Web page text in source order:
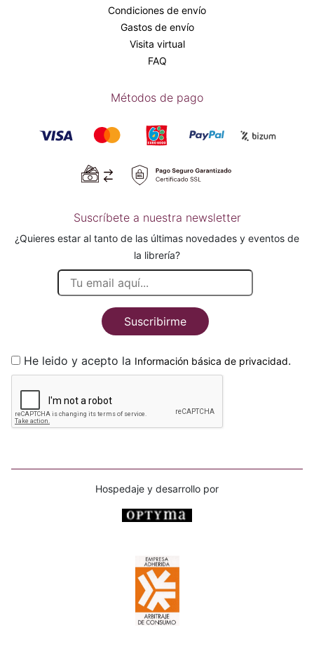
Condiciones de envío
Gastos de envío
Visita virtual
FAQ
Métodos de pago
Suscríbete a nuestra newsletter
¿Quieres estar al tanto de las últimas novedades y eventos de
la librería?
Suscribirme
He leido y acepto la Información básica de privacidad.
Hospedaje y desarrollo por